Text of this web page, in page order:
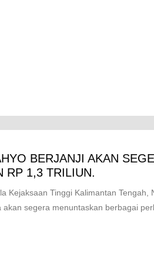
BERJANJI AKAN
RP 1,3 TRILIUN.
Kejaksaan Tinggi Kalimantan Tengah,
segera menuntaskan berbagai